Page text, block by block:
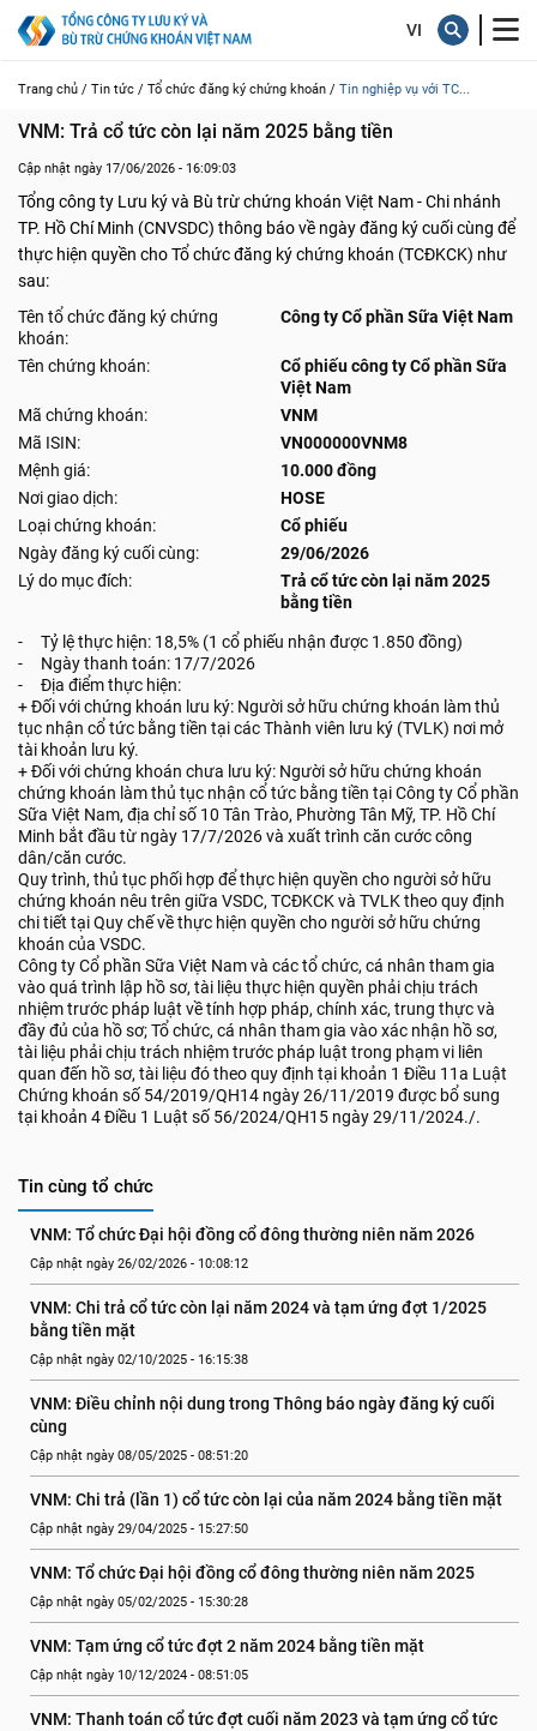
Trang chủ / Tin tức / Tổ chức đăng ký chứng khoán / Tin nghiệp vụ với TC...
VNM: Trả cổ tức còn lại năm 2025 bằng tiền
Cập nhật ngày 17/06/2026 - 16:09:03
Tổng công ty Lưu ký và Bù trừ chứng khoán Việt Nam - Chi nhánh
TP. Hồ Chí Minh (CNVSDC) thông báo về ngày đăng ký cuối cùng để
thực hiện quyền cho Tổ chức đăng ký chứng khoán (TCĐKCK) như
sau:
Tên tổ chức đăng ký chứng
khoán:
Công ty Cổ phần Sữa Việt Nam
Tên chứng khoán:
Cổ phiếu công ty Cổ phần Sữa
Việt Nam
Mã chứng khoán:
VNM
Mã ISIN:
VN000000VNM8
Mệnh giá:
10.000 đồng
Nơi giao dịch:
HOSE
Loại chứng khoán:
Cổ phiếu
Ngày đăng ký cuối cùng:
29/06/2026
Lý do mục đích:
Trả cổ tức còn lại năm 2025
bằng tiền
- Tỷ lệ thực hiện: 18,5% (1 cổ phiếu nhận được 1.850 đồng)
- Ngày thanh toán: 17/7/2026
- Địa điểm thực hiện:
+ Đối với chứng khoán lưu ký: Người sở hữu chứng khoán làm thủ
tục nhận cổ tức bằng tiền tại các Thành viên lưu ký (TVLK) nơi mở
tài khoản lưu ký.
+ Đối với chứng khoán chưa lưu ký: Người sở hữu chứng khoán
chứng khoán làm thủ tục nhận cổ tức bằng tiền tại Công ty Cổ phần
Sữa Việt Nam, địa chỉ số 10 Tân Trào, Phường Tân Mỹ, TP. Hồ Chí
Minh bắt đầu từ ngày 17/7/2026 và xuất trình căn cước công
dân/căn cước.
Quy trình, thủ tục phối hợp để thực hiện quyền cho người sở hữu
chứng khoán nêu trên giữa VSDC, TCĐKCK và TVLK theo quy định
chi tiết tại Quy chế về thực hiện quyền cho người sở hữu chứng
khoán của VSDC.
Công ty Cổ phần Sữa Việt Nam và các tổ chức, cá nhân tham gia
vào quá trình lập hồ sơ, tài liệu thực hiện quyền phải chịu trách
nhiệm trước pháp luật về tính hợp pháp, chính xác, trung thực và
đầy đủ của hồ sơ; Tổ chức, cá nhân tham gia vào xác nhận hồ sơ,
tài liệu phải chịu trách nhiệm trước pháp luật trong phạm vi liên
quan đến hồ sơ, tài liệu đó theo quy định tại khoản 1 Điều 11a Luật
Chứng khoán số 54/2019/QH14 ngày 26/11/2019 được bổ sung
tại khoản 4 Điều 1 Luật số 56/2024/QH15 ngày 29/11/2024./.
Tin cùng tổ chức
VNM: Tổ chức Đại hội đồng cổ đông thường niên năm 2026
Cập nhật ngày 26/02/2026 - 10:08:12
VNM: Chi trả cổ tức còn lại năm 2024 và tạm ứng đợt 1/2025
bằng tiền mặt
Cập nhật ngày 02/10/2025 - 16:15:38
VNM: Điều chỉnh nội dung trong Thông báo ngày đăng ký cuối
cùng
Cập nhật ngày 08/05/2025 - 08:51:20
VNM: Chi trả (lần 1) cổ tức còn lại của năm 2024 bằng tiền mặt
Cập nhật ngày 29/04/2025 - 15:27:50
VNM: Tổ chức Đại hội đồng cổ đông thường niên năm 2025
Cập nhật ngày 05/02/2025 - 15:30:28
VNM: Tạm ứng cổ tức đợt 2 năm 2024 bằng tiền mặt
Cập nhật ngày 10/12/2024 - 08:51:05
VNM: Thanh toán cổ tức đợt cuối năm 2023 và tạm ứng cổ tức